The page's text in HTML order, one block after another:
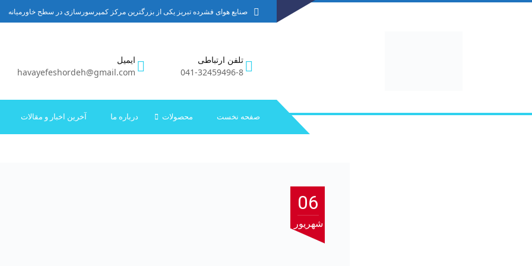
صنایع هوای فشرده تبریز یکی از بزرگترین مرکز کمپرسورسازی در سطح خاورمیانه
تلفن ارتباطی
041-32459496-8
ایمیل
havayefeshordeh@gmail.com
صفحه نخست محصولات درباره ما آخرین اخبار و مقالات
06
شهریور